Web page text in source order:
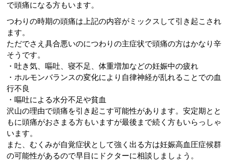
で頭痛になる方もいます。
つわりの時期の頭痛は上記の内容がミックスして引き起こされ
ます。
ただでさえ具合悪いのにつわりの主症状で頭痛の方はかなり辛
そう です。
・吐き気、嘔吐、寝不足、体重増加などの妊娠中の疲れ
・ ホルモンバランスの変化により自律神経が乱れることでの血
行不良
・嘔吐による水分不足や貧血
沢山の理由で頭痛を引き起こす可能性があります。安定期とと
もに頭痛がおさまる方もいますが最後まで続く方もいら っしゃ
います。
また、むくみが自覚症状として強く出る方は妊娠高血圧症候群
の可能性があるので早目にドクターに相談しましょう。